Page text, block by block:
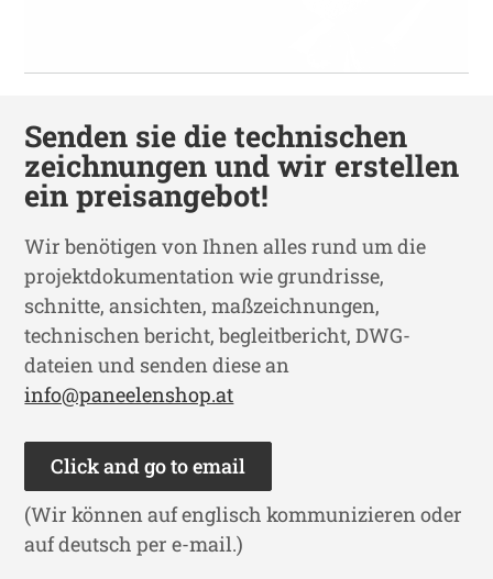
Senden sie die technischen
zeichnungen und wir erstellen
ein preisangebot!
Wir benötigen von Ihnen alles rund um die
projektdokumentation wie grundrisse,
schnitte, ansichten, maßzeichnungen,
technischen bericht, begleitbericht, DWG-
dateien und senden diese an
info@paneelenshop.at
Click and go to email
(Wir können auf englisch kommunizieren oder
auf deutsch per e-mail.)